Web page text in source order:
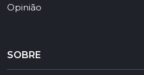
Opinião
SOBRE